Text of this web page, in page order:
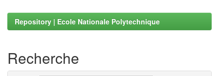
Repository | Ecole Nationale Polytechnique
Recherche